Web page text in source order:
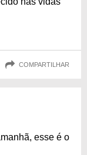
COMPARTILHAR
esse é o